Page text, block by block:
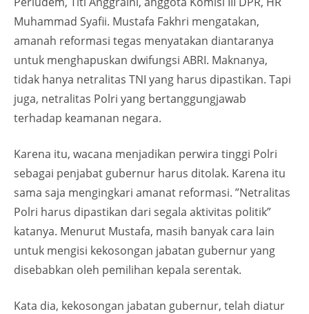
Muhammad Syafii. Mustafa Fakhri mengatakan,
amanah reformasi tegas menyatakan diantaranya
untuk menghapuskan dwifungsi ABRI. Maknanya,
tidak hanya netralitas TNI yang harus dipastikan. Tapi
juga, netralitas Polri yang bertanggungjawab
terhadap keamanan negara.
Karena itu, wacana menjadikan perwira tinggi Polri
sebagai penjabat gubernur harus ditolak. Karena itu
sama saja mengingkari amanat reformasi. ”Netralitas
Polri harus dipastikan dari segala aktivitas politik”
katanya. Menurut Mustafa, masih banyak cara lain
untuk mengisi kekosongan jabatan gubernur yang
disebabkan oleh pemilihan kepala serentak.
Kata dia, kekosongan jabatan gubernur, telah diatur